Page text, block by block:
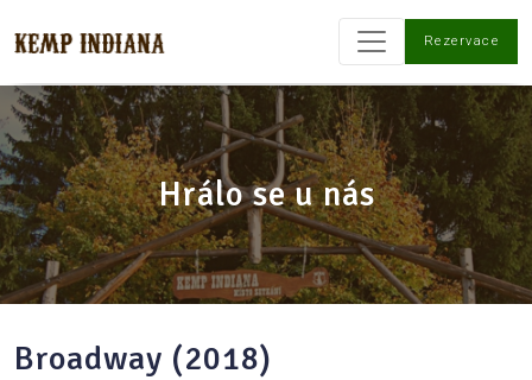
Rezervace
Hrálo se u nás
Broadway (2018)